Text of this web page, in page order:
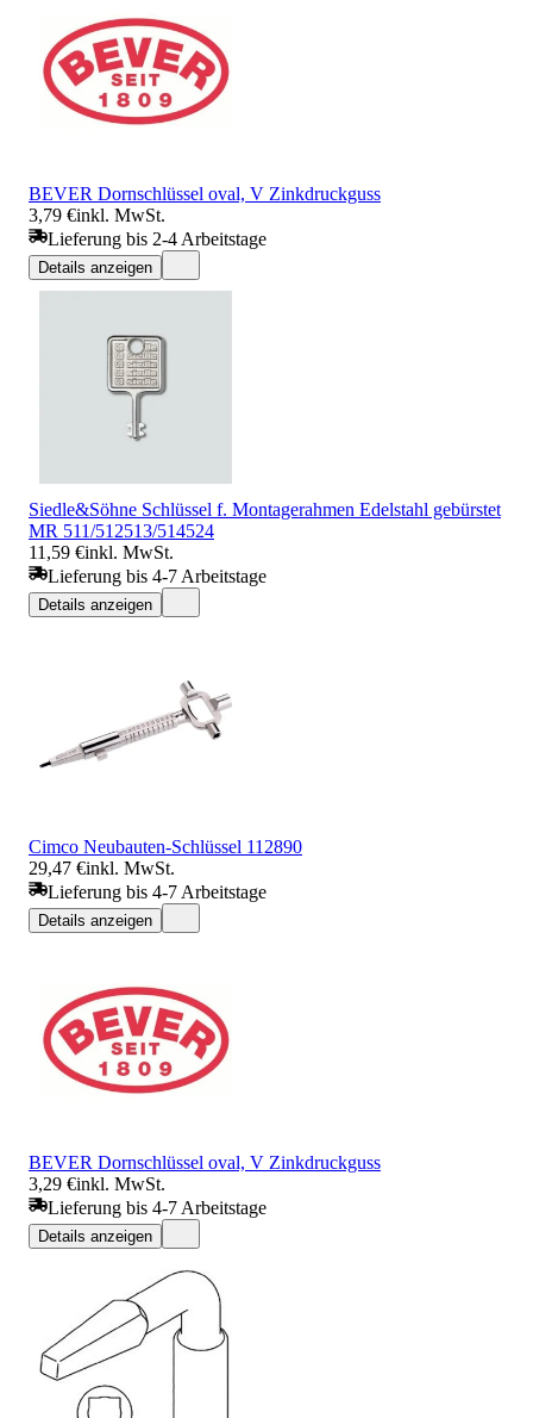
BEVER Dornschlüssel oval, V Zinkdruckguss
3,79 €inkl. MwSt.
Lieferung bis 2-4 Arbeitstage
Details anzeigen
Siedle&Söhne Schlüssel f. Montagerahmen Edelstahl gebürstet
MR 511/512513/514524
11,59 €inkl. MwSt.
Lieferung bis 4-7 Arbeitstage
Details anzeigen
Cimco Neubauten-Schlüssel 112890
29,47 €inkl. MwSt.
Lieferung bis 4-7 Arbeitstage
Details anzeigen
BEVER Dornschlüssel oval, V Zinkdruckguss
3,29 €inkl. MwSt.
Lieferung bis 4-7 Arbeitstage
Details anzeigen